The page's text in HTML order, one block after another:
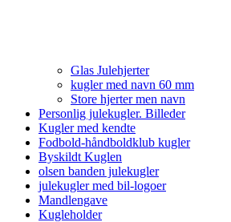
Glas Julehjerter
kugler med navn 60 mm
Store hjerter men navn
Personlig julekugler. Billeder
Kugler med kendte
Fodbold-håndboldklub kugler
Byskildt Kuglen
olsen banden julekugler
julekugler med bil-logoer
Mandlengave
Kugleholder